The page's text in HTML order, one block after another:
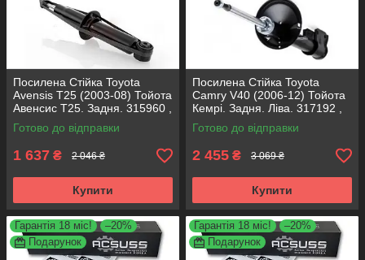
Посилена Стійка Toyota
Avensis T25 (2003-08) Тойота
Авенсис Т25. Задня. 315960 ,
341815 KOREA Аксусс!
Готово до відправки
1 637 ₴ 2 046 ₴
Купити
Посилена Стійка Toyota
Camry V40 (2006-12) Тойота
Кемрі. Задня. Ліва. 317192 ,
339026 KOREA Аксусс!
Готово до відправки
2 455 ₴ 3 069 ₴
Купити
Гарантія 18 міс!
–20%
Подарунок
Гарантія 18 міс!
–20%
Подарунок